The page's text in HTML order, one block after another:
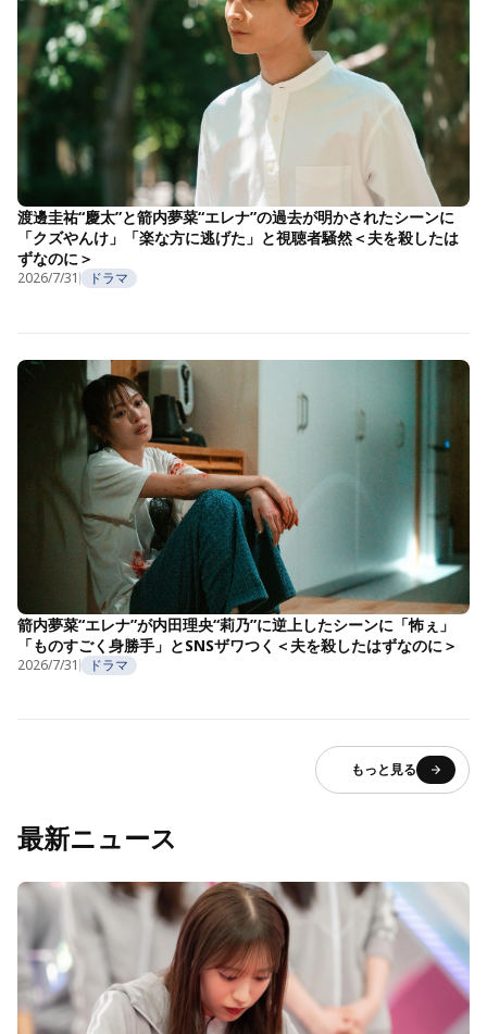
渡邊圭祐“慶太”と箭内夢菜“エレナ”の過去が明かされたシーンに
「クズやんけ」「楽な方に逃げた」と視聴者騒然＜夫を殺したは
ずなのに＞
2026/7/31 ドラマ
箭内夢菜“エレナ”が内田理央“莉乃”に逆上したシーンに「怖ぇ」
「ものすごく身勝手」とSNSザワつく＜夫を殺したはずなのに＞
2026/7/31 ドラマ
もっと見る
最新ニュース